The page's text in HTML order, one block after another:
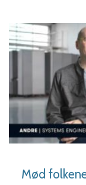
Mød